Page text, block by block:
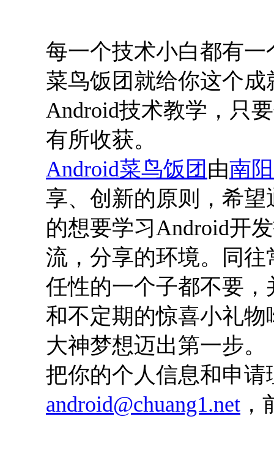
每一个技术小白都有
菜鸟饭团就给你这个
Android技术教学，只
有所收获。
Android菜鸟饭团 由南
享、创新的原则，希
的想要学习Android开
流，分享的环境。同
任性的一个子都不要
和不定期的惊喜小礼
大神梦想迈出第一步。
把你的个人信息和申
android@chuang1.net